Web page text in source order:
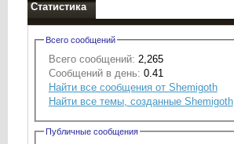
Статистика
Всего сообщений
Всего сообщений: 2,265
Сообщений в день: 0.41
Найти все сообщения от Shemigoth
Найти все темы, созданные Shemigoth
Публичные сообщения